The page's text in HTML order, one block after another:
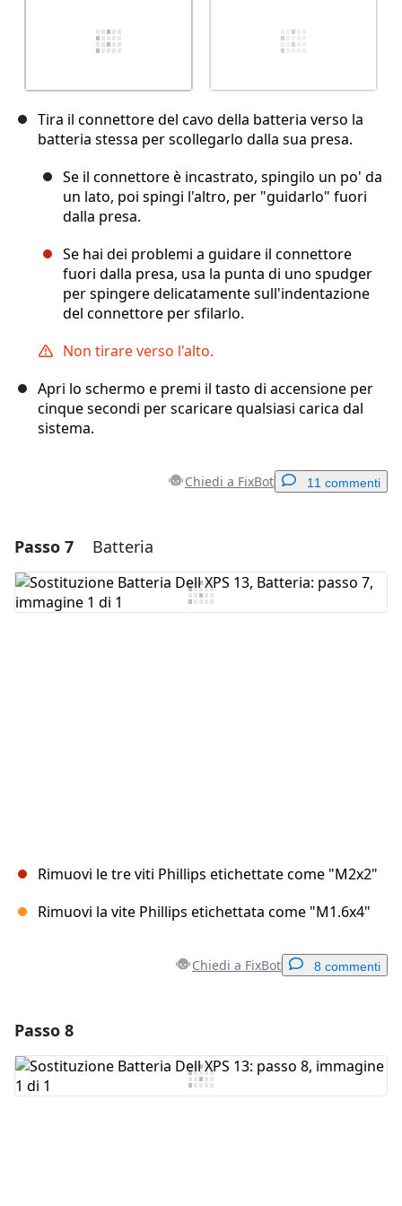
Tira il connettore del cavo della batteria verso la
batteria stessa per scollegarlo dalla sua presa.
Se il connettore è incastrato, spingilo un po' da
un lato, poi spingi l'altro, per "guidarlo" fuori
dalla presa.
Se hai dei problemi a guidare il connettore
fuori dalla presa, usa la punta di uno spudger
per spingere delicatamente sull'indentazione
del connettore per sfilarlo.
Non tirare verso l'alto.
Apri lo schermo e premi il tasto di accensione per
cinque secondi per scaricare qualsiasi carica dal
sistema.
Chiedi a FixBot 11 commenti
Aggiungi un commento
Aggiungi Commento
Passo 7 Batteria
Rimuovi le tre viti Phillips etichettate come "M2x2"
Rimuovi la vite Phillips etichettata come "M1.6x4"
Chiedi a FixBot 8 commenti
Aggiungi Commento
Passo 8